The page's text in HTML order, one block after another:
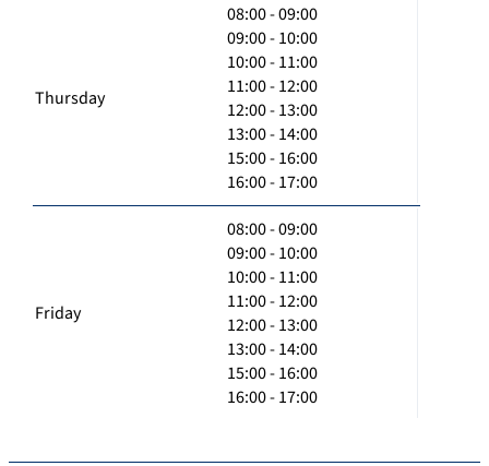
Thursday
08:00 - 09:00
09:00 - 10:00
10:00 - 11:00
11:00 - 12:00
12:00 - 13:00
13:00 - 14:00
15:00 - 16:00
16:00 - 17:00
Friday
08:00 - 09:00
09:00 - 10:00
10:00 - 11:00
11:00 - 12:00
12:00 - 13:00
13:00 - 14:00
15:00 - 16:00
16:00 - 17:00